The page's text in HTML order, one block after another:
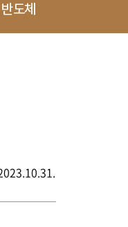
반도체